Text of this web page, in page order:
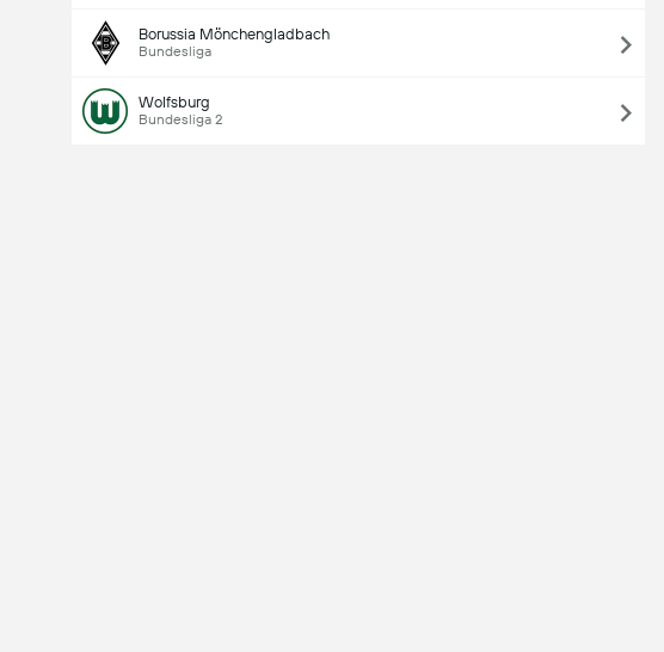
Borussia Mönchengladbach
Bundesliga
Wolfsburg
Bundesliga 2